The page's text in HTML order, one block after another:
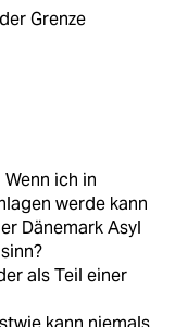
Grenze
ich in
werde kann
Dänemark Asyl
als Teil einer